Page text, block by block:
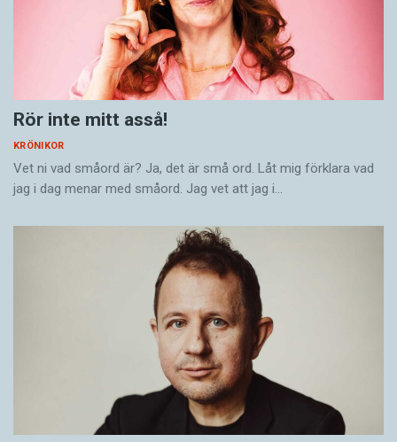
Rör inte mitt asså!
KRÖNIKOR
Vet ni vad småord är? Ja, det är små ord. Låt mig förklara vad
jag i dag menar med småord. Jag vet att jag i…